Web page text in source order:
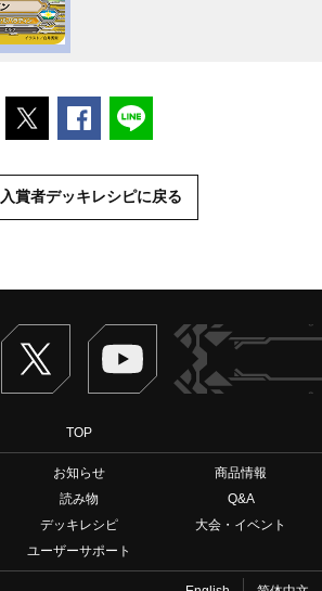
ポストするFacebookでシェアする
入賞者デッキレシピに戻る
Twitter ヴァンガードch
TOP
お知らせ
商品情報
読み物
Q&A
デッキレシピ
大会・イベント
ユーザーサポート